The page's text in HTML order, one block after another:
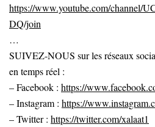
https://www.youtube.com/channel/
DQ/join
…
SUIVEZ-NOUS sur les réseaux
en temps réel :
– Facebook : https://
– Instagram : https://
– Twitter : https://twitter.com/xalaat1